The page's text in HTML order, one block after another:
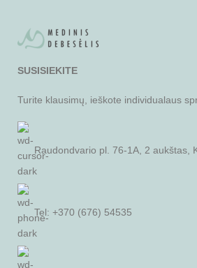
SUSISIEKITE
Turite klausimų, ieškote individualaus
Raudondvario pl. 76-1A, 2 aukštas,
Tel: +370 (676) 54535